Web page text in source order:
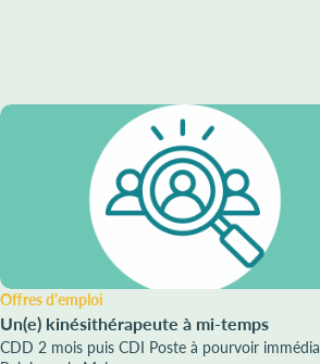
Offres d'emploi
Un(e) kinésithérapeute à mi-temps
CDD 2 mois puis CDI Poste à pourvoir